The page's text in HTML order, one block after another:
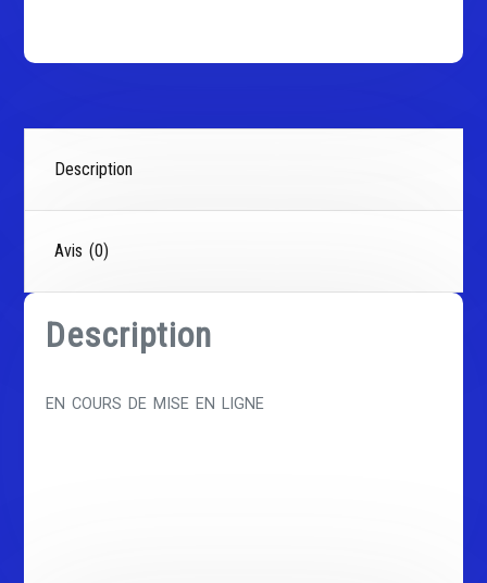
Description
Avis (0)
Description
EN COURS DE MISE EN LIGNE